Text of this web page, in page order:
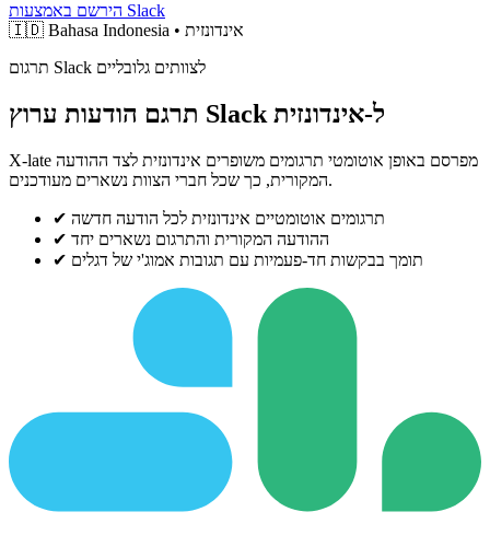
הירשם באמצעות Slack
🇮🇩
Bahasa Indonesia • אינדונזית
תרגום Slack לצוותים גלובליים
תרגם הודעות ערוץ Slack ל-אינדונזית
X-late מפרסם באופן אוטומטי תרגומים משופרים אינדונזית לצד ההודעה
המקורית, כך שכל חברי הצוות נשארים מעודכנים.
✔ תרגומים אוטומטיים אינדונזית לכל הודעה חדשה
✔ ההודעה המקורית והתרגום נשארים יחד
✔ תומך בבקשות חד-פעמיות עם תגובות אמוג'י של דגלים